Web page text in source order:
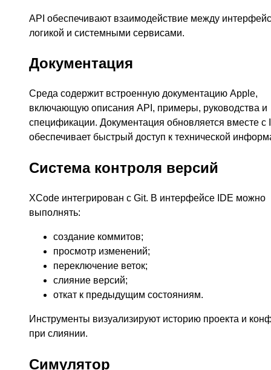
API обеспечивают взаимодействие между
логикой и системными сервисами.
Документация
Среда содержит встроенную документацию Apple,
включающую описания API, примеры, руководства и
спецификации. Документация обновляется вместе с
обеспечивает быстрый доступ к технической
Система контроля версий
XCode интегрирован с Git. В интерфейсе IDE можно
выполнять:
создание коммитов;
просмотр изменений;
переключение веток;
слияние версий;
откат к предыдущим состояниям.
Инструменты визуализируют историю проекта и
при слиянии.
Симулятор